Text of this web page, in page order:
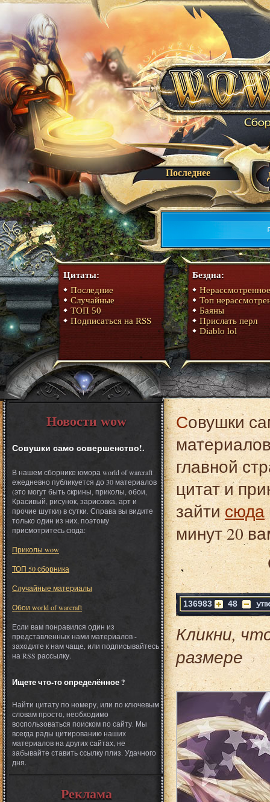
Последнее
Цитаты:
Последние
Случайные
ТОП 50
Подписаться на RSS
Бездна:
Нерассмотренное
Топ
Баяны
Прислать перл
Diablo lol
Новости wow
Совушки само совершенство!.
В нашем сборнике юмора world of warcraft
ежедневно публикуется до 30 материалов
(это могут быть скрины, приколы, обои,
Красивый, рисунок, зарисовка, арт и
прочие шутки) в сутки. Справа вы видите
только один из них, поэтому
присмотритесь сюда:
Приколы wow
ТОП 50 сборника
Случайные материалы
Обои world of warcraft
Если вам понравился один из
представленных нами материалов -
заходите к нам чаще, или подписывайтесь
на RSS рассылку.
Ищете что-то определённое ?
Найти цитату по номеру, или по ключевым
словам просто, необходимо
воспользоваться поиском по сайту. Мы
всегда рады цитированию наших
материалов на других сайтах, не
забывайте ставить ссылку плиз. Удачного
дня.
Реклама
Совушки само совершенство!. Это один из
главной
цитат и
зайтисюда
минут 20
136983 48
Кликни,
размере